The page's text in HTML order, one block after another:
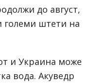
до август,
големи штети на
и Украина може
вода. Акуведр